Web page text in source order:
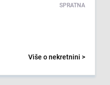
SPRATNA
Više o nekretnini >